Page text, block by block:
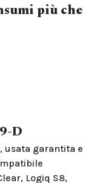
più che
D
usata garantita e
Logiq S8,